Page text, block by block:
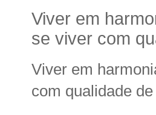
Viver em
se viver com
Viver em
com qualidade